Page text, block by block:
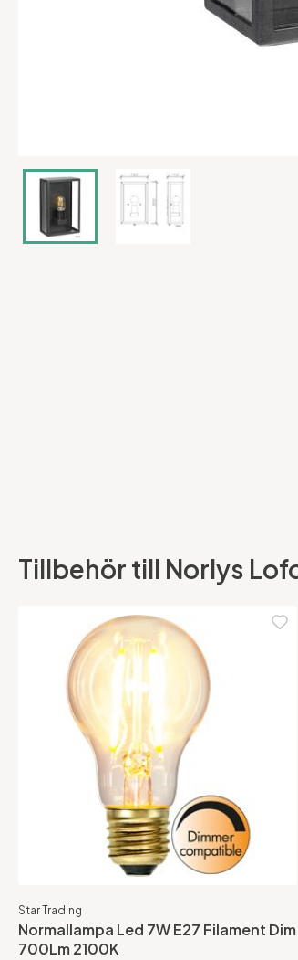
Tillbehör till Norlys
Star Trading
Normallampa Led 7W E27 Filament Dim
700Lm 2100K